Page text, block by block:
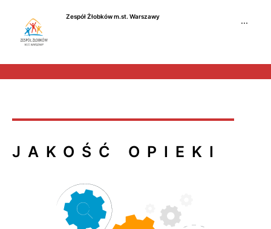
Zespół Żłobków m.st. Warszawy
···
JAKOŚĆ OPIEKI